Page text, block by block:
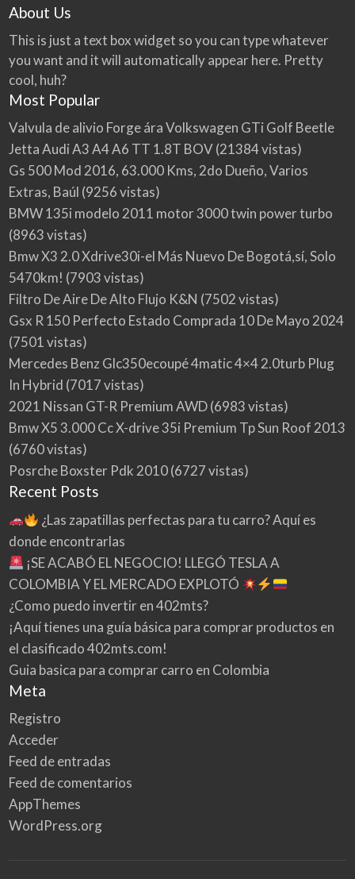
About Us
This is just a text box widget so you can type whatever
you want and it will automatically appear here. Pretty
cool, huh?
Most Popular
Valvula de alivio Forge ára Volkswagen GTi Golf Beetle
Jetta Audi A3 A4 A6 TT 1.8T BOV(21384 vistas)
Gs 500 Mod 2016, 63.000 Kms, 2do Dueño, Varios
Extras, Baúl (9256 vistas)
BMW 135i modelo 2011 motor 3000 twin power turbo
(8963 vistas)
Bmw X3 2.0 Xdrive30i-el Más Nuevo De Bogotá,sí, Solo
5470km! (7903 vistas)
Filtro De Aire De Alto Flujo K&N (7502 vistas)
Gsx R 150 Perfecto Estado Comprada 10 De Mayo 2024
(7501 vistas)
Mercedes Benz Glc350ecoupé 4matic 4×4 2.0turb Plug
In Hybrid (7017 vistas)
2021 Nissan GT-R Premium AWD(6983 vistas)
Bmw X5 3.000 Cc X-drive 35i Premium Tp Sun Roof 2013
(6760 vistas)
Posrche Boxster Pdk 2010(6727 vistas)
Recent Posts
¿Las zapatillas perfectas para tu carro? Aquí es
donde encontrarlas
¡SE ACABÓ EL NEGOCIO! LLEGÓ TESLA A
COLOMBIA Y EL MERCADO EXPLOTÓ
¿Como puedo invertir en 402mts?
¡Aquí tienes una guía básica para comprar productos en
el clasificado 402mts.com!
Guia basica para comprar carro en Colombia
Meta
Registro
Acceder
Feed de entradas
Feed de comentarios
AppThemes
WordPress.org